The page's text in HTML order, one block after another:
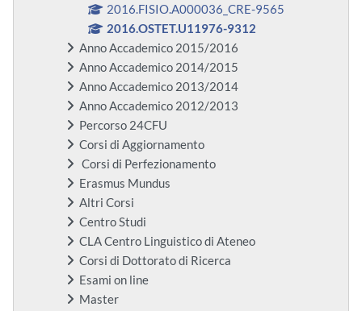
2016.FISIO.A000036_CRE-9565
2016.OSTET.U11976-9312
Anno Accademico 2015/2016
Anno Accademico 2014/2015
Anno Accademico 2013/2014
Anno Accademico 2012/2013
Percorso 24CFU
Corsi di Aggiornamento
Corsi di Perfezionamento
Erasmus Mundus
Altri Corsi
Centro Studi
CLA Centro Linguistico di Ateneo
Corsi di Dottorato di Ricerca
Esami on line
Master